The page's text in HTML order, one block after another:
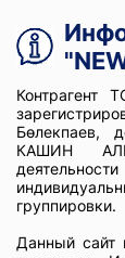
Контрагент
Бөлекпаев,
КАШИН
группировки.
Данный сайт